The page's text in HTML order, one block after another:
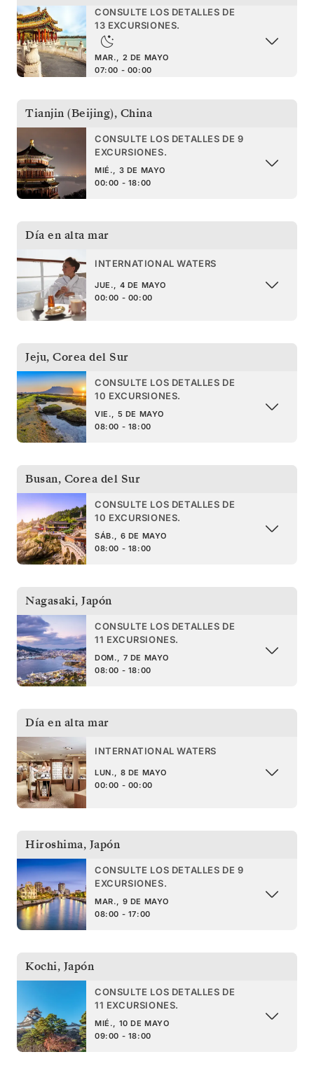
CONSULTE LOS DETALLES DE
13 EXCURSIONES.
MAR., 2 DE MAYO
07:00 - 00:00
Tianjin (Beijing), China
CONSULTE LOS DETALLES DE 9
EXCURSIONES.
MIÉ., 3 DE MAYO
00:00 - 18:00
Día en alta mar
INTERNATIONAL WATERS
JUE., 4 DE MAYO
00:00 - 00:00
Jeju, Corea del Sur
CONSULTE LOS DETALLES DE
10 EXCURSIONES.
VIE., 5 DE MAYO
08:00 - 18:00
Busan, Corea del Sur
CONSULTE LOS DETALLES DE
10 EXCURSIONES.
SÁB., 6 DE MAYO
08:00 - 18:00
Nagasaki, Japón
CONSULTE LOS DETALLES DE
11 EXCURSIONES.
DOM., 7 DE MAYO
08:00 - 18:00
Día en alta mar
INTERNATIONAL WATERS
LUN., 8 DE MAYO
00:00 - 00:00
Hiroshima, Japón
CONSULTE LOS DETALLES DE 9
EXCURSIONES.
MAR., 9 DE MAYO
08:00 - 17:00
Kochi, Japón
CONSULTE LOS DETALLES DE
11 EXCURSIONES.
MIÉ., 10 DE MAYO
09:00 - 18:00